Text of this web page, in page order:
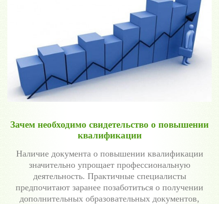
Зачем необходимо свидетельство о повышении
квалификации
Наличие документа о повышении квалификации
значительно упрощает профессиональную
деятельность. Практичные специалисты
предпочитают заранее позаботиться о получении
дополнительных образовательных документов,